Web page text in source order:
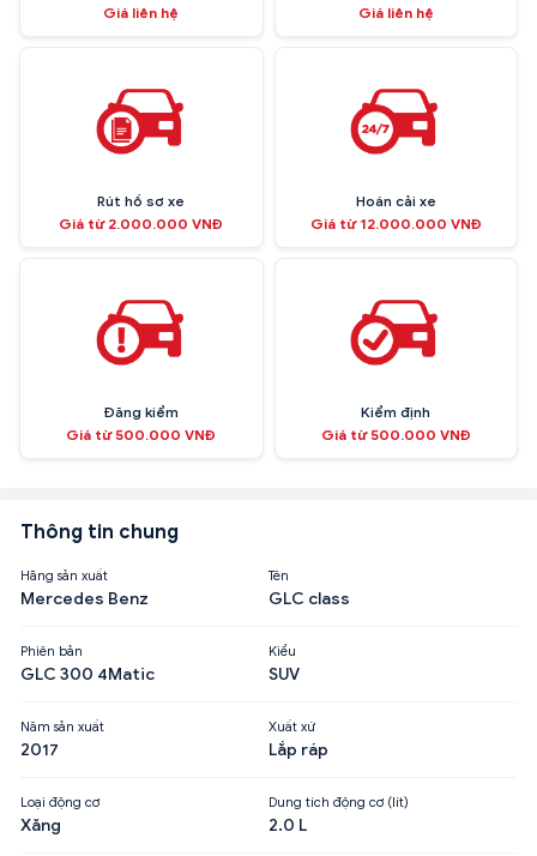
Giá liên hệ
Giá liên hệ
Rút hồ sơ xe
Giá từ 2.000.000 VNĐ
Hoán cải xe
Giá từ 12.000.000 VNĐ
Đăng kiểm
Giá từ 500.000 VNĐ
Kiểm định
Giá từ 500.000 VNĐ
Thông tin chung
Hãng sản xuất
Mercedes Benz
Tên
GLC class
Phiên bản
GLC 300 4Matic
Kiểu
SUV
Năm sản xuất
2017
Xuất xứ
Lắp ráp
Loại động cơ
Xăng
Dung tích động cơ (lít)
2.0 L